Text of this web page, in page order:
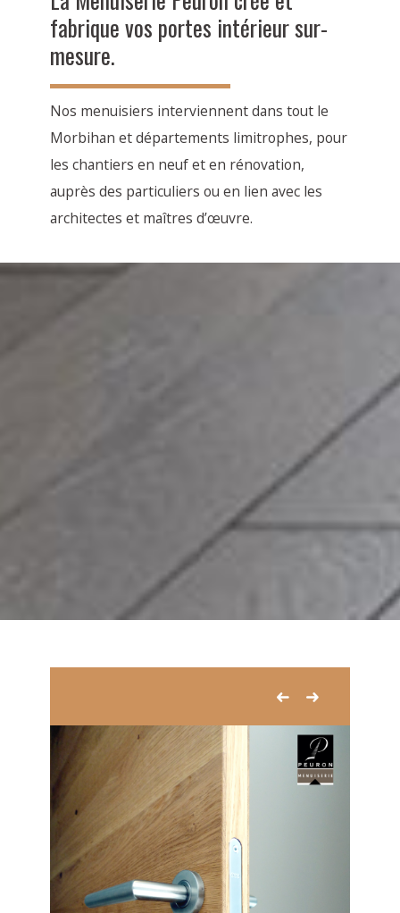
fabrique vos portes intérieur sur-
mesure.
Nos menuisiers interviennent dans tout le
Morbihan et départements limitrophes, pour
les chantiers en neuf et en rénovation,
auprès des particuliers ou en lien avec les
architectes et maîtres d’œuvre.